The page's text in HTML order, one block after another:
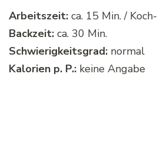
Arbeitszeit: ca. 15 Min. / Koch-
Backzeit: ca. 30 Min.
Schwierigkeitsgrad: normal
Kalorien p. P.: keine Angabe